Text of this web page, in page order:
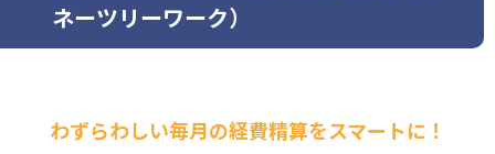
ネーツリーワーク）
わずらわしい毎月の経費精算をスマートに！